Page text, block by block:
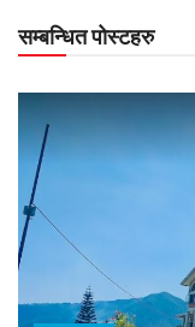
सम्बन्धित पोस्टहरु